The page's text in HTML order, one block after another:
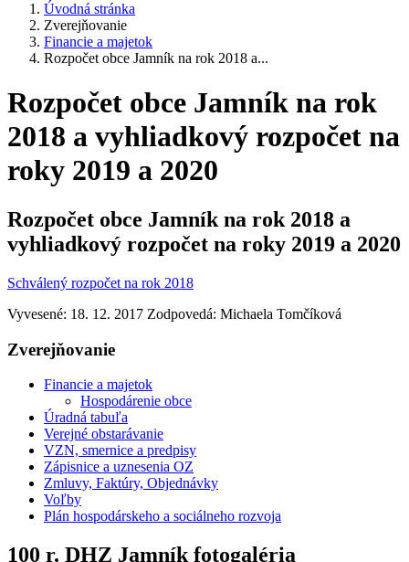
Úvodná stránka
Zverejňovanie
Financie a majetok
Rozpočet obce Jamník na rok 2018 a...
Rozpočet obce Jamník na rok
2018 a vyhliadkový rozpočet na
roky 2019 a 2020
Rozpočet obce Jamník na rok 2018 a
vyhliadkový rozpočet na roky 2019 a 2020
Schválený rozpočet na rok 2018
Vyvesené: 18. 12. 2017 Zodpovedá: Michaela Tomčíková
Zverejňovanie
Financie a majetok
Hospodárenie obce
Úradná tabuľa
Verejné obstarávanie
VZN, smernice a predpisy
Zápisnice a uznesenia OZ
Zmluvy, Faktúry, Objednávky
Voľby
Plán hospodárskeho a sociálneho rozvoja
100 r. DHZ Jamník fotogaléria